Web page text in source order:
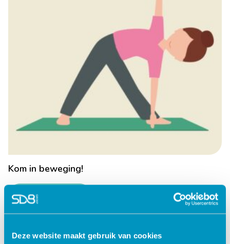
Deze website maakt gebruik van cookies
Kom in beweging!
Lees verder